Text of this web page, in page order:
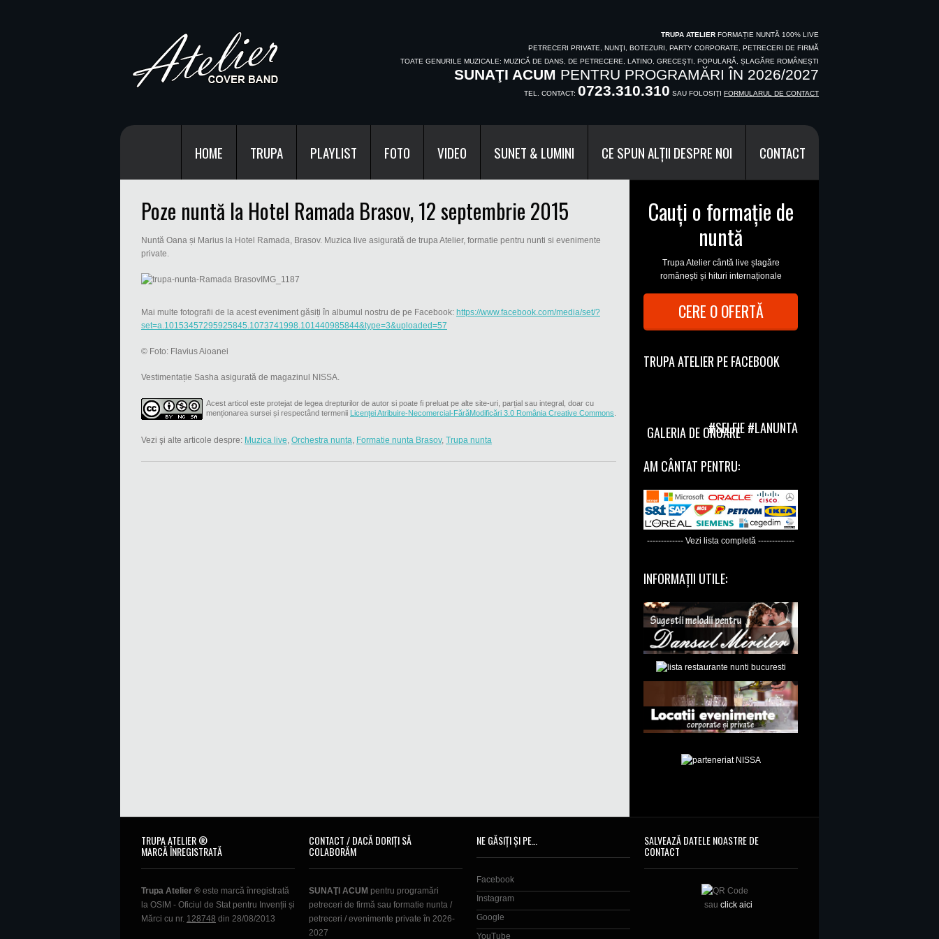
TRUPA ATELIER FORMAȚIE NUNTĂ 100% LIVE
PETRECERI PRIVATE, NUNŢI, BOTEZURI, PARTY CORPORATE, PETRECERI DE FIRMĂ
TOATE GENURILE MUZICALE: MUZICĂ DE DANS, DE PETRECERE, LATINO, GRECEȘTI, POPULARĂ, ȘLAGĂRE ROMÂNEȘTI
SUNAŢI ACUM PENTRU PROGRAMĂRI ÎN 2026/2027
TEL. CONTACT: 0723.310.310 SAU FOLOSIŢI FORMULARUL DE CONTACT
HOME TRUPA PLAYLIST FOTO VIDEO SUNET & LUMINI CE SPUN ALȚII DESPRE NOI CONTACT
Poze nuntă la Hotel Ramada Brasov, 12 septembrie 2015
Nuntă Oana și Marius la Hotel Ramada, Brasov. Muzica live asigurată de trupa Atelier, formatie pentru nunti si evenimente
private.
Mai multe fotografii de la acest eveniment găsiți în albumul nostru de pe Facebook: https://www.facebook.com/media/set/?
set=a.10153457295925845.1073741998.101440985844&type=3&uploaded=57
© Foto: Flavius Aioanei
Vestimentație Sasha asigurată de magazinul NISSA.
Acest articol este protejat de legea drepturilor de autor si poate fi preluat pe alte site-uri, parțial sau integral, doar cu
menționarea sursei și respectând termenii Licenţei Atribuire-Necomercial-FărăModificări 3.0 România Creative Commons
Vezi şi alte articole despre: Muzica live, Orchestra nunta, Formatie nunta Brasov, Trupa nunta
Cauți o formație de
nuntă
Trupa Atelier cântă live șlagăre
românești și hituri internaționale
CERE O OFERTĂ
TRUPA ATELIER PE FACEBOOK
GALERIA DE ONOARE#SELFIE #LANUNTA
AM CÂNTAT PENTRU:
------------- Vezi lista completă -------------
INFORMAȚII UTILE:
TRUPA ATELIER ®
MARCĂ ÎNREGISTRATĂ
Trupa Atelier ® este marcă înregistrată
la OSIM - Oficiul de Stat pentru Invenții și
Mărci cu nr. 128748 din 28/08/2013
CONTACT / DACĂ DORIȚI SĂ
COLABORĂM
SUNAŢI ACUM pentru programări
petreceri de firmă sau formatie nunta /
petreceri / evenimente private în 2026-
2027
NE GĂSIȚI ȘI PE…
Facebook
Instagram
Google
YouTube
SALVEAZĂ DATELE NOASTRE DE
CONTACT
sau click aici